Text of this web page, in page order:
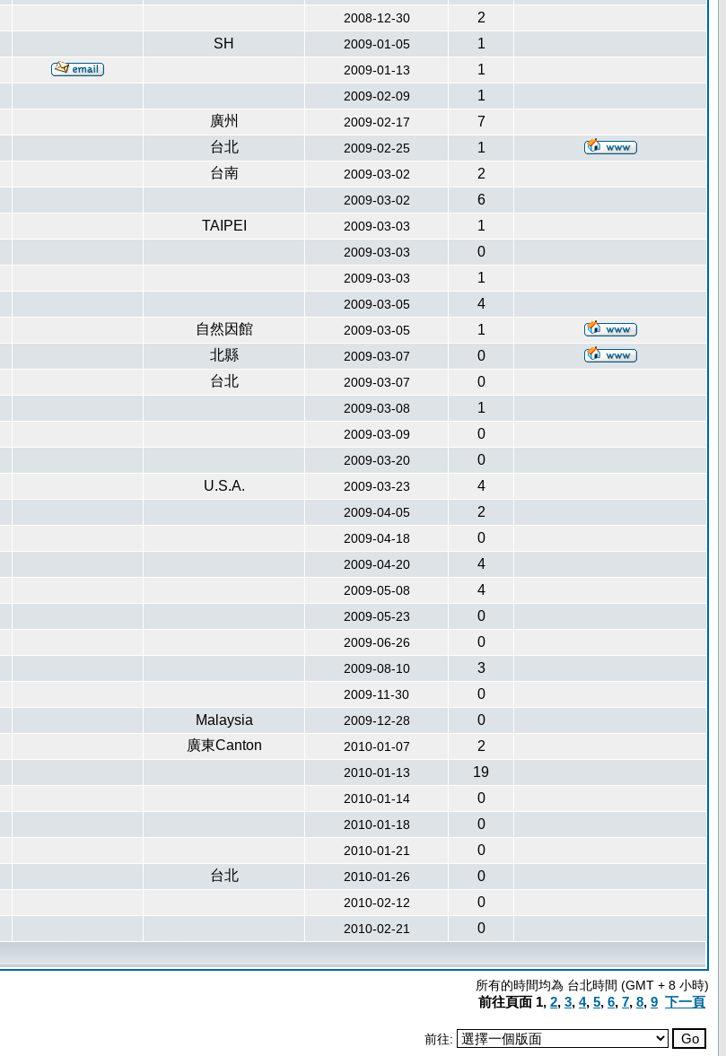
2008-12-30
2
SH 2009-01-05
1
2009-01-13
1
2009-02-09
1
廣州 2009-02-17
7
台北 2009-02-25
1
台南 2009-03-02
2
2009-03-02
6
TAIPEI 2009-03-03
1
2009-03-03
0
2009-03-03
1
2009-03-05
4
自然因館 2009-03-05
1
北縣 2009-03-07
0
台北 2009-03-07
0
2009-03-08
1
2009-03-09
0
2009-03-20
0
U.S.A. 2009-03-23
4
2009-04-05
2
2009-04-18
0
2009-04-20
4
2009-05-08
4
2009-05-23
0
2009-06-26
0
2009-08-10
3
2009-11-30
0
Malaysia 2009-12-28
0
廣東Canton 2010-01-07
2
2010-01-13
19
2010-01-14
0
2010-01-18
0
2010-01-21
0
台北 2010-01-26
0
2010-02-12
0
2010-02-21 0
所有的時間均為 台北時間 (GMT + 8 小時)
前往頁面 1, 2, 3, 4, 5, 6, 7, 8, 9 下一頁
前往: